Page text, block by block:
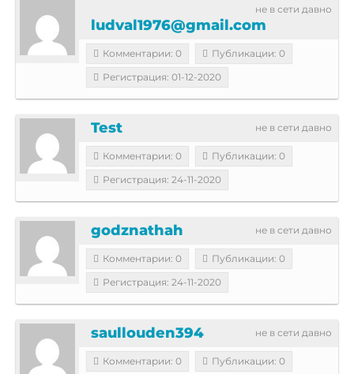
не в сети давно
ludval1976@gmail.com
Комментарии: 0
Публикации: 0
Регистрация: 01-12-2020
не в сети давно
Test
Комментарии: 0
Публикации: 0
Регистрация: 24-11-2020
не в сети давно
godznathah
Комментарии: 0
Публикации: 0
Регистрация: 24-11-2020
не в сети давно
saullouden394
Комментарии: 0
Публикации: 0